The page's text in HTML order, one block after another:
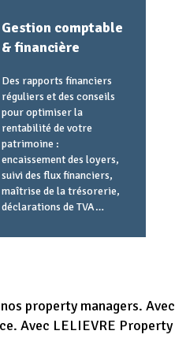
Gestion comptable
& financière
Des rapports financiers
réguliers et des conseils
pour optimiser la
rentabilité de votre
patrimoine :
encaissement des loyers,
suivi des flux financiers,
maîtrise de la trésorerie,
déclarations de TVA…
property managers. Avec
Avec LELIEVRE Property